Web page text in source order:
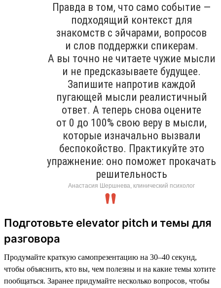
Правда в том, что само событие —
подходящий контекст для
знакомств с эйчарами, вопросов
и слов поддержки спикерам.
А вы точно не читаете чужие мысли
и не предсказываете будущее.
Запишите напротив каждой
пугающей мысли реалистичный
ответ. А теперь снова оцените
от 0 до 100% свою веру в мысли,
которые изначально вызвали
беспокойство. Практикуйте это
упражнение: оно поможет прокачать
решительность
Анастасия Шершнева, клинический психолог
Подготовьте elevator pitch и темы для
разговора
Продумайте краткую самопрезентацию на 30–40 секунд,
чтобы объяснить, кто вы, чем полезны и на какие темы хотите
пообщаться. Заранее придумайте несколько вопросов, чтобы